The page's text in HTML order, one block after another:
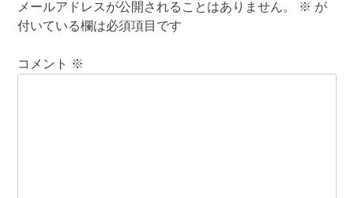
メールアドレスが公開されることはありません。 ※ が
付いている欄は必須項目です
コメント ※